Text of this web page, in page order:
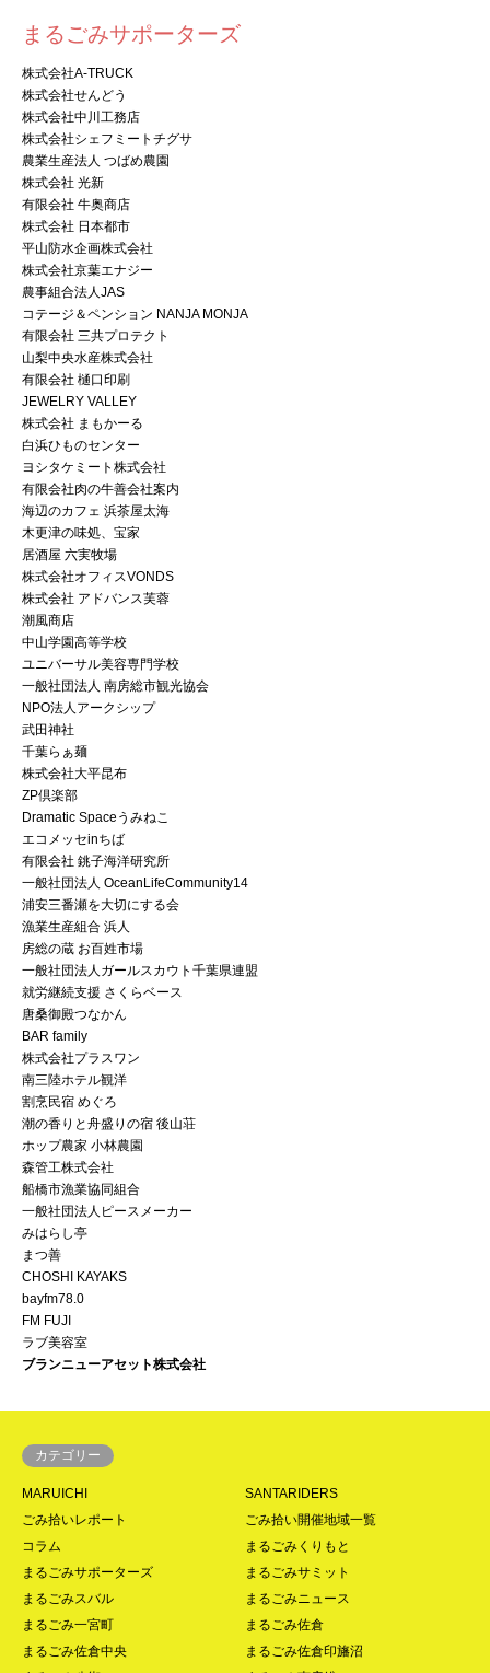
まるごみサポーターズ
株式会社A-TRUCK
株式会社せんどう
株式会社中川工務店
株式会社シェフミートチグサ
農業生産法人 つばめ農園
株式会社 光新
有限会社 牛奥商店
株式会社 日本都市
平山防水企画株式会社
株式会社京葉エナジー
農事組合法人JAS
コテージ＆ペンション NANJA MONJA
有限会社 三共プロテクト
山梨中央水産株式会社
有限会社 樋口印刷
JEWELRY VALLEY
株式会社 まもかーる
白浜ひものセンター
ヨシタケミート株式会社
有限会社肉の牛善会社案内
海辺のカフェ 浜茶屋太海
木更津の味処、宝家
居酒屋 六実牧場
株式会社オフィスVONDS
株式会社 アドバンス芙蓉
潮風商店
中山学園高等学校
ユニバーサル美容専門学校
一般社団法人 南房総市観光協会
NPO法人アークシップ
武田神社
千葉らぁ麺
株式会社大平昆布
ZP倶楽部
Dramatic Spaceうみねこ
エコメッセinちば
有限会社 銚子海洋研究所
一般社団法人 OceanLifeCommunity14
浦安三番瀬を大切にする会
漁業生産組合 浜人
房総の蔵 お百姓市場
一般社団法人ガールスカウト千葉県連盟
就労継続支援 さくらベース
唐桑御殿つなかん
BAR family
株式会社プラスワン
南三陸ホテル観洋
割烹民宿 めぐろ
潮の香りと舟盛りの宿 後山荘
ホップ農家 小林農園
森管工株式会社
船橋市漁業協同組合
一般社団法人ピースメーカー
みはらし亭
まつ善
CHOSHI KAYAKS
bayfm78.0
FM FUJI
ラブ美容室
ブランニューアセット株式会社
カテゴリー
MARUICHI
SANTARIDERS
ごみ拾いレポート
ごみ拾い開催地域一覧
コラム
まるごみくりもと
まるごみサポーターズ
まるごみサミット
まるごみスバル
まるごみニュース
まるごみ一宮町
まるごみ佐倉
まるごみ佐倉中央
まるごみ佐倉印旛沼